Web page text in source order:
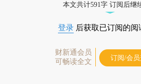
本文共计591字 订阅后继
登录 后获取已订阅的阅
财新通会员
可畅读全文
订阅/会员